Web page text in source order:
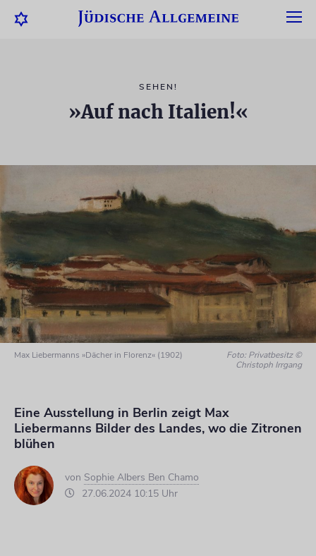
SEHEN!
»Auf nach Italien!«
Max Liebermanns »Dächer in Florenz« (1902)
Foto: Privatbesitz ©
Christoph Irrgang
Eine Ausstellung in Berlin zeigt Max
Liebermanns Bilder des Landes, wo die Zitronen
blühen
von Sophie Albers Ben Chamo
27.06.2024 10:15 Uhr